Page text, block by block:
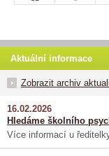
Aktuální informace
Zobrazit archiv
16.02.2026
Hledáme školního
Více informací u